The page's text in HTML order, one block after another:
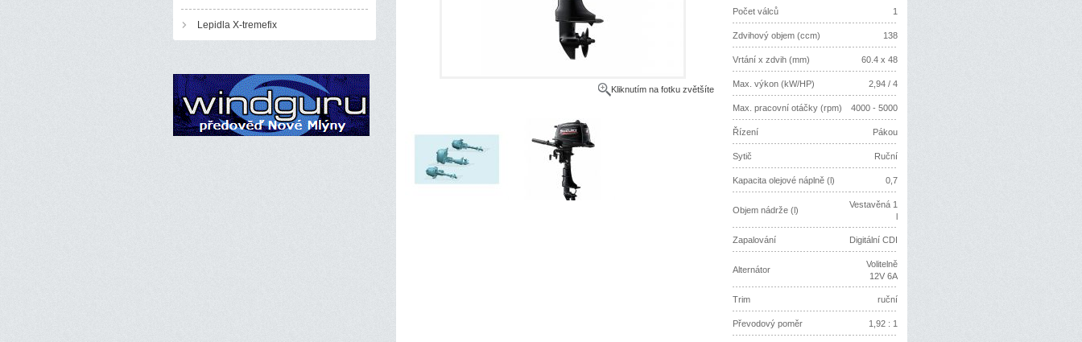
Lepidla X-tremefix
Kliknutím na fotku zvětšíte
Počet válců 1
Zdvihový objem (ccm) 138
Vrtání x zdvih (mm) 60.4 x 48
Max. výkon (kW/HP) 2,94 / 4
Max. pracovní otáčky (rpm) 4000 - 5000
Řízení Pákou
Sytič Ruční
Kapacita olejové náplně (l) 0,7
Objem nádrže (l)
Vestavěná 1
l
Zapalování Digitální CDI
Alternátor
Volitelně
12V 6A
Trim ruční
Převodový poměr 1,92 : 1